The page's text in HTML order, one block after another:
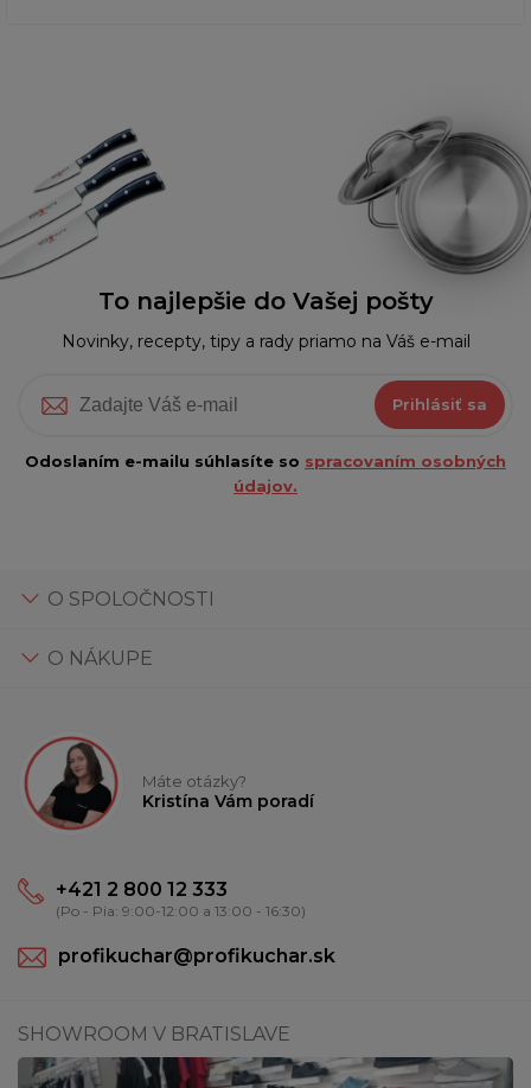
To najlepšie do Vašej pošty
Novinky, recepty, tipy a rady priamo na Váš e-mail
Prihlásiť sa
Odoslaním e-mailu súhlasíte so spracovaním osobných
údajov.
O SPOLOČNOSTI
O NÁKUPE
Máte otázky?
Kristína Vám poradí
+421 2 800 12 333
(Po - Pia: 9:00-12:00 a 13:00 - 16:30)
profikuchar@profikuchar.sk
SHOWROOM V BRATISLAVE